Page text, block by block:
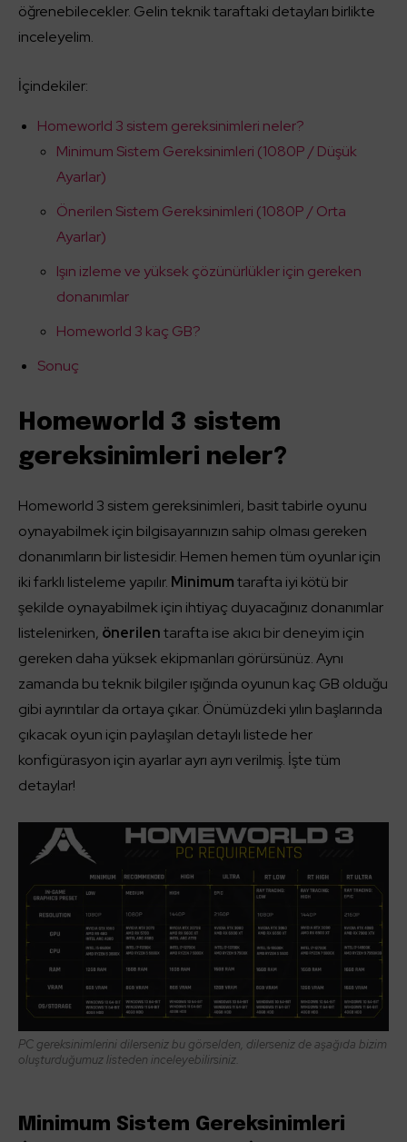
öğrenebilecekler. Gelin teknik taraftaki detayları birlikte
inceleyelim.
İçindekiler:
Homeworld 3 sistem gereksinimleri neler?
Minimum Sistem Gereksinimleri (1080P / Düşük
Ayarlar)
Önerilen Sistem Gereksinimleri (1080P / Orta
Ayarlar)
Işın izleme ve yüksek çözünürlükler için gereken
donanımlar
Homeworld 3 kaç GB?
Sonuç
Homeworld 3 sistem
gereksinimleri neler?
Homeworld 3 sistem gereksinimleri, basit tabirle oyunu
oynayabilmek için bilgisayarınızın sahip olması gereken
donanımların bir listesidir. Hemen hemen tüm oyunlar için
iki farklı listeleme yapılır. Minimumtarafta iyi kötü bir
şekilde oynayabilmek için ihtiyaç duyacağınız donanımlar
listelenirken, önerilentarafta ise akıcı bir deneyim için
gereken daha yüksek ekipmanları görürsünüz. Aynı
zamanda bu teknik bilgiler ışığında oyunun kaç GB olduğu
gibi ayrıntılar da ortaya çıkar. Önümüzdeki yılın başlarında
çıkacak oyun için paylaşılan detaylı listede her
konfigürasyon için ayarlar ayrı ayrı verilmiş. İşte tüm
detaylar!
PC gereksinimlerini dilerseniz bu görselden, dilerseniz de aşağıda bizim
oluşturduğumuz listeden inceleyebilirsiniz.
Minimum Sistem Gereksinimleri